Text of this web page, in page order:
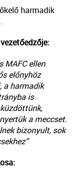
harmadik
MAFC ellen
előnyhöz
a harmadik
is
a meccset.
bizonyult, sok